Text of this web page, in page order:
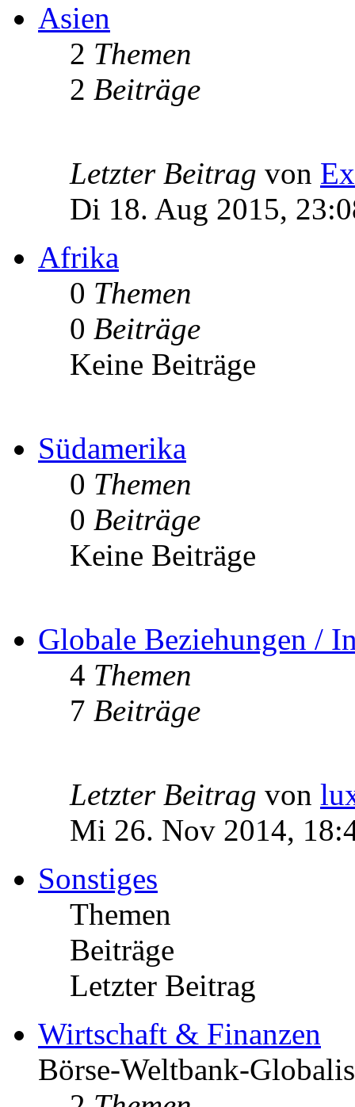
Asien
2 Themen
2 Beiträge
Letzter Beitrag von
Di 18. Aug 2015,
Afrika
0 Themen
0 Beiträge
Keine Beiträge
Südamerika
0 Themen
0 Beiträge
Keine Beiträge
Globale Beziehungen /
4 Themen
7 Beiträge
Letzter Beitrag von
Mi 26. Nov 2014,
Sonstiges
Themen
Beiträge
Letzter Beitrag
Wirtschaft & Finanzen
Börse-Weltbank-